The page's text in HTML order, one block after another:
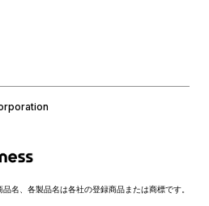
名、各製品名は各社の登録商品または商標です。